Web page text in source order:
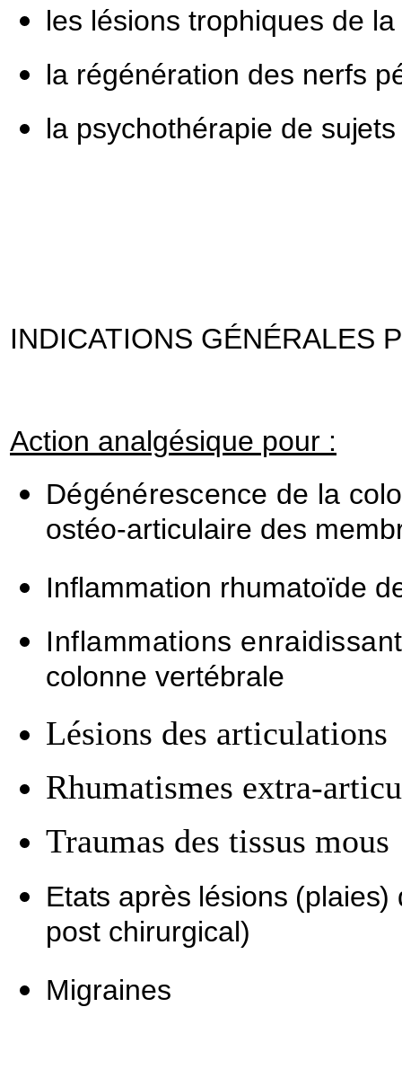
les lésions trophiques de
la régénération des nerfs
la psychothérapie de
INDICATIONS GÉNÉRALES
Action analgésique pour :
Dégénérescence de la
ostéo-articulaire des
Inflammation rhumatoïde
Inflammations
colonne vertébrale
Lésions des articulations
Rhumatismes extra-
Traumas des tissus mous
Etats après lésions (plaies)
post chirurgical)
Migraines